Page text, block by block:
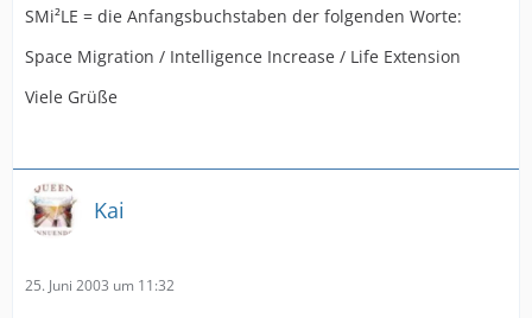
SMi²LE = die Anfangsbuchstaben der folgenden Worte:
Space Migration / Intelligence Increase / Life Extension
Viele Grüße
Kai
25. Juni 2003 um 11:32